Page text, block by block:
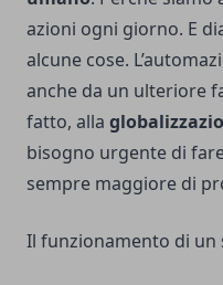
azioni ogni giorno. E
alcune cose.
anche da un ulteriore
fatto, alla
bisogno urgente di
sempre maggiore di
Il funzionamento di un